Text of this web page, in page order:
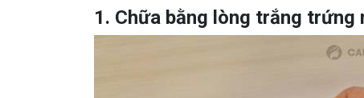
1. Chữa bằng lòng trắng trứng